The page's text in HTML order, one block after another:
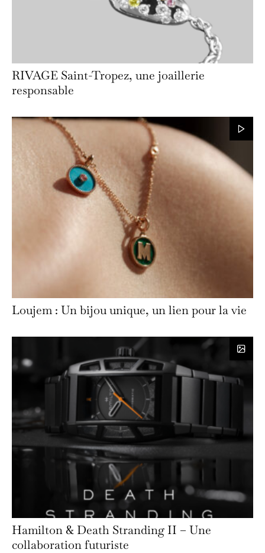
RIVAGE Saint-Tropez, une joaillerie
responsable
Loujem : Un bijou unique, un lien pour la vie
Hamilton & Death Stranding II – Une
collaboration futuriste